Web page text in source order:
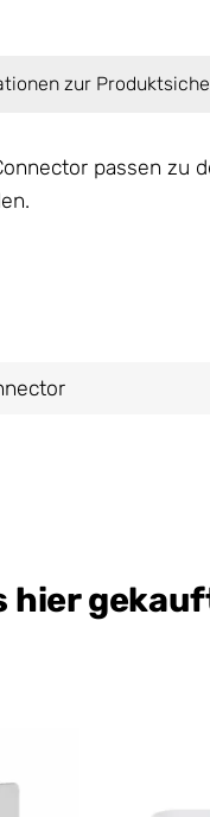
zur
passen zu
hier